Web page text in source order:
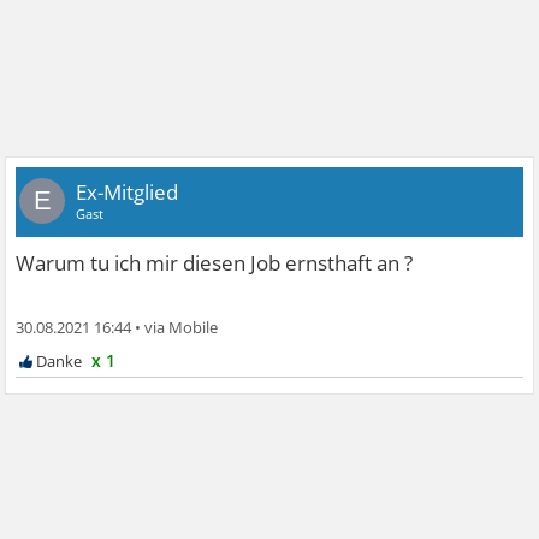
E Ex-Mitglied
Gast
Warum tu ich mir diesen Job ernsthaft an ?
30.08.2021 16:44•
x 1